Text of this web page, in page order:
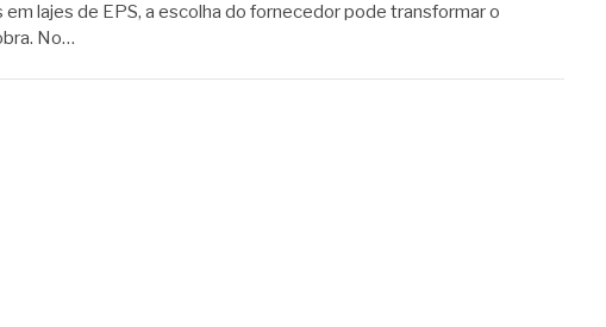
em lajes de EPS, a escolha do fornecedor pode transformar o
No…